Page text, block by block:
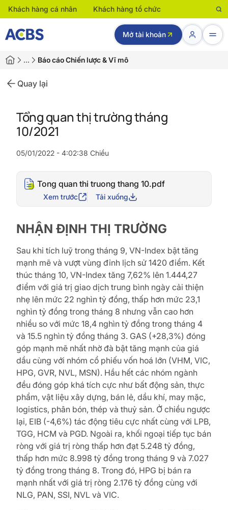
Khách hàng cá nhân Khách hàng tổ chức
Mở tài khoản
… Báo cáo Chiến lược & Vĩ mô
Quay lại
Tổng quan thị trường tháng
10/2021
05/01/2022 - 4:02:38 Chiều
Tong quan thi truong thang 10.pdf
Xem trước Tải xuống
NHẬN ĐỊNH THỊ TRƯỜNG
Sau khi tích luỹ trong tháng 9, VN-Index bật tăng
mạnh mẽ và vượt vùng đỉnh lịch sử 1420 điểm. Kết
thúc tháng 10, VN-Index tăng 7,62% lên 1.444,27
điểm với giá trị giao dịch trung bình ngày cải thiện
nhẹ lên mức 22 nghìn tỷ đồng, thấp hơn mức 23,1
nghìn tỷ đồng trong tháng 8 nhưng vẫn cao hơn
nhiều so với mức 18,4 nghìn tỷ đồng trong tháng 4
và 15.5 nghìn tỷ đồng tháng 3. GAS (+28,3%) đóng
góp mạnh mẽ nhất nhờ đà bật tăng mạnh của giá
dầu cùng với nhóm cổ phiếu vốn hoá lớn (VHM, VIC,
HPG, GVR, NVL, MSN). Hầu hết các nhóm ngành
đều đóng góp khá tích cực như bất động sản, thực
phẩm, vật liệu xây dựng, bán lẻ, dầu khí, may mặc,
logistics, phân bón, thép và thuỷ sản. Ở chiều ngược
lại, EIB (-4,6%) tác động tiêu cực nhất cùng với LPB,
TGG, HCM và PGD. Ngoài ra, khối ngoại tiếp tục bán
ròng với giá trị ròng thấp hơn đạt 5.248 tỷ đồng,
thấp hơn mức 8.998 tỷ đồng trong tháng 9 và 7.027
tỷ đồng trong tháng 8. Trong đó, HPG bị bán ra
mạnh nhất với giá trị ròng 2.176 tỷ đồng cùng với
NLG, PAN, SSI, NVL và VIC.